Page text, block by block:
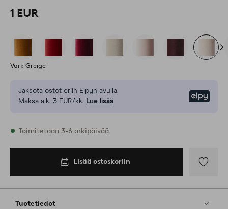
1 EUR
Väri: Greige
Jaksota ostot eriin Elpyn avulla.
Maksa alk. 3 EUR/kk. Lue lisää
Varastossa
Toimitetaan 3-6 arkipäivää
Lisää ostoskoriin
Tuotetiedot